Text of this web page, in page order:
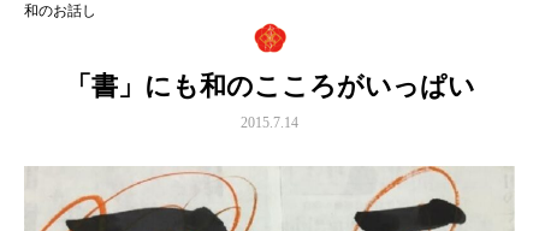
和のお話し
「書」にも和のこころがいっぱい
2015.7.14